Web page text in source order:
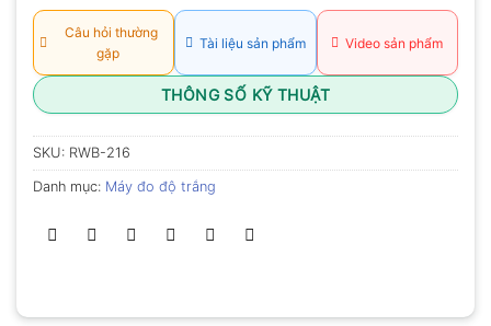
Câu hỏi thường
gặp
Tài liệu sản phẩm Video sản phẩm
THÔNG SỐ KỸ THUẬT
SKU: RWB-216
Danh mục: Máy đo độ trắng